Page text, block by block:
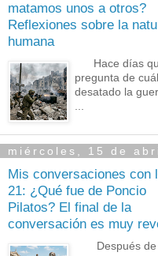
matamos unos a otros?
Reflexiones sobre la
humana
Hace días
pregunta de
desatado la
...
miércoles, 15 de
Mis conversaciones con
21: ¿Qué fue de Poncio
Pilatos? El final de la
conversación es muy
Después de